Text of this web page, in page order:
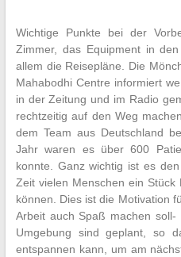
Wichtige Punkte bei der
Zimmer, das Equipment in
allem die Reisepläne. Die
Mahabodhi Centre informiert
in der Zeitung und im Radio
rechtzeitig auf den Weg
dem Team aus Deutschland
Jahr waren es über 600
konnte. Ganz wichtig ist es
Zeit vielen Menschen ein Stück
können. Dies ist die Motivation
Arbeit auch Spaß machen
Umgebung sind geplant, so
entspannen kann, um am